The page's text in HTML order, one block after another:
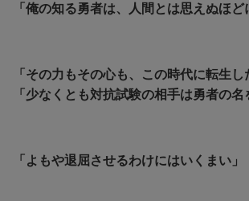
「俺の知る勇者は、人間とは思えぬほど
「その力もその心も、この時代に転生し
「少なくとも対抗試験の相手は勇者の名
「よもや退屈させるわけにはいくまい」